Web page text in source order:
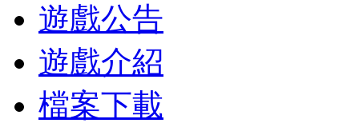
遊戲公告
遊戲介紹
檔案下載